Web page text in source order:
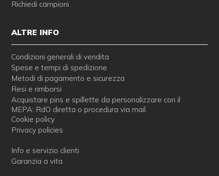
Richiedi campioni
ALTRE INFO
Condizioni generali di vendita
Spese e tempi di spedizione
Metodi di pagamento e sicurezza
Resi e rimborsi
Acquistare pins e spillette da personalizzare con il
MEPA: RdO diretta o procedura via mail
Cookie policy
Privacy policies
Info e servizio clienti
Garanzia a vita